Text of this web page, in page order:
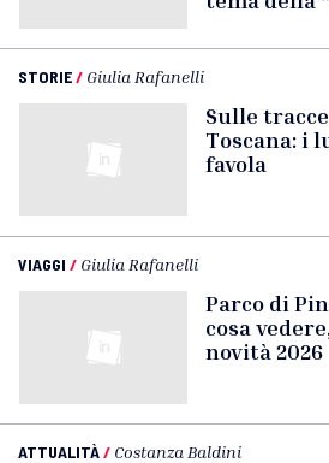
STORIE/ Giulia Rafanelli
Sulle
Toscana: i
favola
VIAGGI / Giulia Rafanelli
Parco di
cosa
novità 2026
ATTUALITÀ/ Costanza Baldini